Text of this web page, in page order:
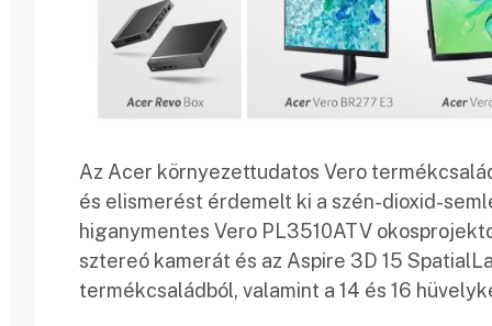
Az Acer környezettudatos Vero
és elismerést érdemelt ki a szén-dioxid-
higanymentes Vero PL3510ATV
sztereó kamerát és az Aspire 3D 15
termékcsaládból, valamint a 14 és 16